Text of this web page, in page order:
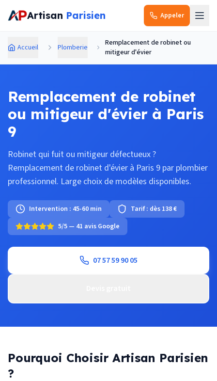
Aller au contenu principal
Artisan Parisien Appeler
Accueil Plomberie
Remplacement de robinet ou
mitigeur d'évier
Remplacement de robinet
ou mitigeur d'évier à Paris
9
Robinet qui fuit ou mitigeur défectueux ?
Remplacement de robinet d'évier à Paris 9 par plombier
professionnel. Large choix de modèles disponibles.
Intervention : 45-60 min Tarif : dès 138 €
5/5 — 41 avis Google
07 57 59 90 05
Pourquoi Choisir Artisan Parisien
?